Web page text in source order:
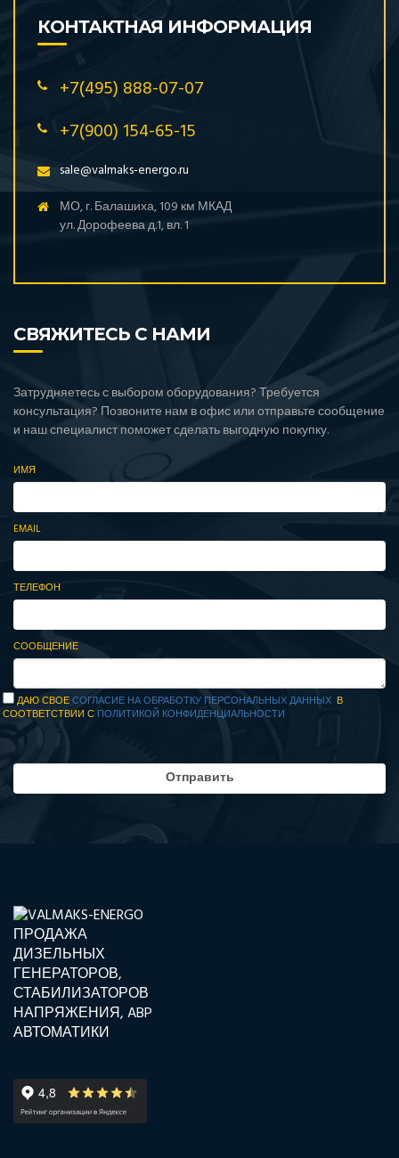
КОНТАКТНАЯ ИНФОРМАЦИЯ
+7(495) 888-07-07
+7(900) 154-65-15
sale@valmaks-energo.ru
МО, г. Балашиха, 109 км МКАД
ул. Дорофеева д.1, вл. 1
СВЯЖИТЕСЬ С НАМИ
Затрудняетесь с выбором оборудования? Требуется
консультация? Позвоните нам в офис или отправьте сообщение
и наш специалист поможет сделать выгодную покупку.
ИМЯ
EMAIL
ТЕЛЕФОН
СООБЩЕНИЕ
ДАЮ СВОЕСОГЛАСИЕ НА ОБРАБОТКУ ПЕРСОНАЛЬНЫХ ДАННЫХ В
СООТВЕТСТВИИ С ПОЛИТИКОЙ КОНФИДЕНЦИАЛЬНОСТИ